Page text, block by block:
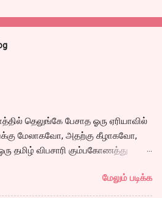
தெலுங்கே பேசாத ஓரு ஏரியாவில்
மேலாகவோ, அதற்கு கீழாகவோ,
தமிழ் விபசாரி கும்பகோணத்து
அவளுடய வாழ்கை எப்படி
என்ற ஓரு நல்ல லைனை , சங்கீதா
மேலும் படிக்க